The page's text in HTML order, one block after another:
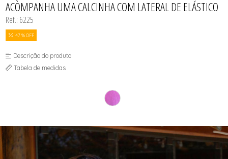
SUTIÃS
ACOMPANHA UMA CALCINHA COM LATERAL DE ELÁSTICO
Ref.: 6225
47 % OFF
Descrição do produto
Tabela de medidas